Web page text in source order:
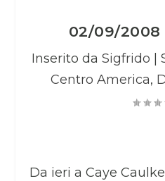
02/09/2008
Inserito da Sigfrido
Centro America,
Da ieri a Caye